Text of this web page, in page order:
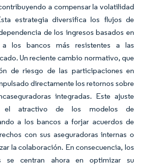
a compensar la volatilidad
estrategia diversifica los flujos de
de los ingresos basados en
a los bancos más resistentes a las
Un reciente cambio normativo, que
de riesgo de las participaciones en
directamente los retornos sobre
integradas. Este ajuste
el atractivo de los modelos de
a los bancos a forjar acuerdos de
con sus aseguradoras internas o
la colaboración. En consecuencia, los
se centran ahora en optimizar su